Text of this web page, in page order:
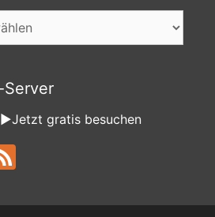
Server
►Jetzt gratis besuchen